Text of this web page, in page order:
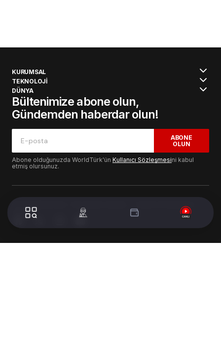
KURUMSAL
TEKNOLOJİ
DÜNYA
Bültenimize abone olun,
Gündemden haberdar olun!
ABONE
OLUN
Abone olduğunuzda WorldTürk'ün Kullanıcı Sözleşmesini kabul
etmiş olursunuz.
© 2024 WorldTurk. Tüm Hakları Saklıdır. - Tasarım & Geliştirme :
Volion's